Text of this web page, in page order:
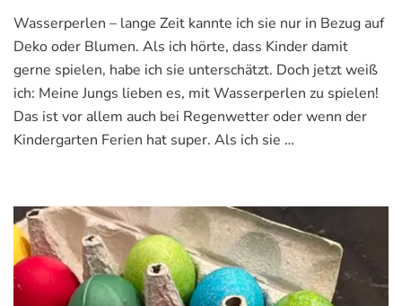
–
eine
tolle
Anschaffung
mit
Kindergartenkind!
Wasserperlen – lange Zeit kannte ich sie nur in Bezug auf
Deko oder Blumen. Als ich hörte, dass Kinder damit
gerne spielen, habe ich sie unterschätzt. Doch jetzt weiß
ich: Meine Jungs lieben es, mit Wasserperlen zu spielen!
Das ist vor allem auch bei Regenwetter oder wenn der
Kindergarten Ferien hat super. Als ich sie …